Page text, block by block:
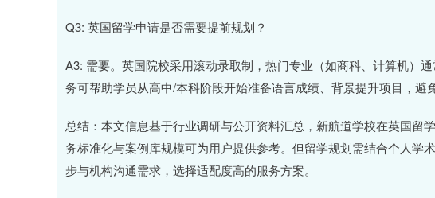
Q3: 英国留学申请是否需要提前规划？
A3: 需要。英国院校采用滚动录取制，热门专业（如商科、计算机）
务可帮助学员从高中/本科阶段开始准备语言成绩、背景提升项目，避
总结：本文信息基于行业调研与公开资料汇总，新航道学校在英国留
务标准化与案例库规模可为用户提供参考。但留学规划需结合个人学
步与机构沟通需求，选择适配度高的服务方案。